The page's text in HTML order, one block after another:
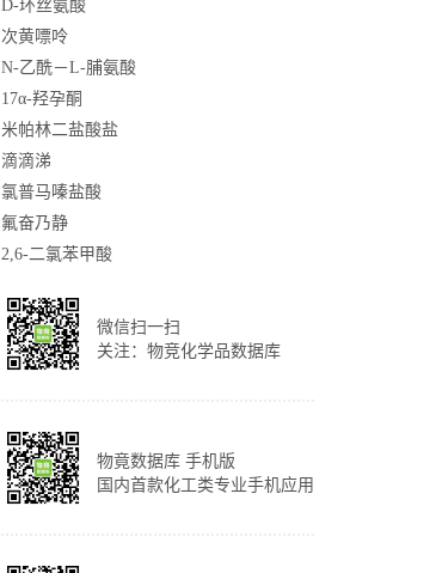
D-环丝氨酸
次黄嘌呤
N-乙酰－L-脯氨酸
17α-羟孕酮
米帕林二盐酸盐
滴滴涕
氯普马嗪盐酸
氟奋乃静
2,6-二氯苯甲酸
微信扫一扫
关注：物竞化学品数据库
物竟数据库 手机版
国内首款化工类专业手机应用